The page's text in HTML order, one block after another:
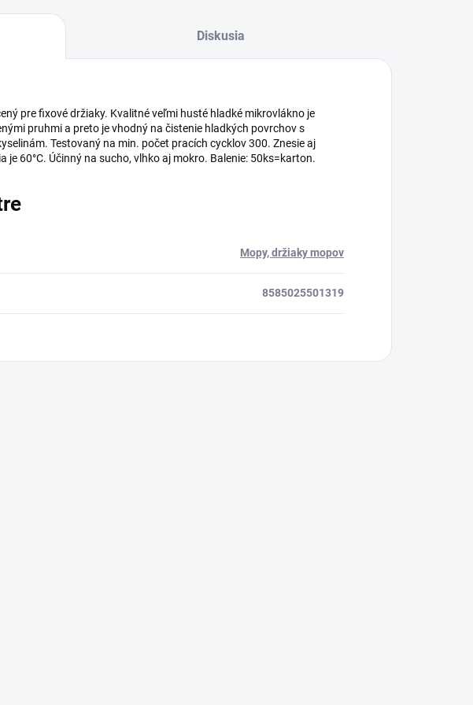
Diskusia
pre fixové držiaky. Kvalitné veľmi husté hladké mikrovlákno je
pruhmi a preto je vhodný na čistenie hladkých povrchov s
Testovaný na min. počet pracích cycklov 300. Znesie aj
60°C. Účinný na sucho, vlhko aj mokro. Balenie: 50ks=karton.
Mopy, držiaky mopov
8585025501319